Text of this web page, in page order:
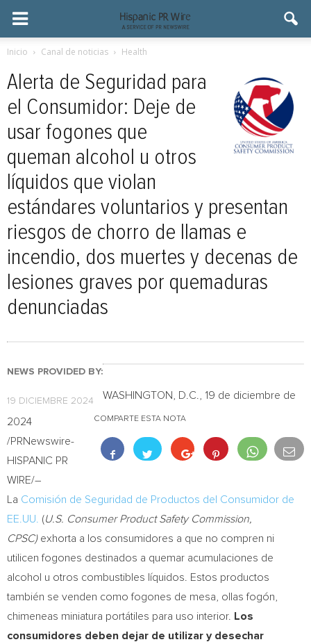
Inicio Canal de noticias Health
Alerta de Seguridad para
el Consumidor: Deje de
usar fogones que
queman alcohol u otros
líquidos que violan
estándares voluntarios y presentan
riesgos de chorro de llamas e
incendio, dos muertes y decenas de
lesiones graves por quemaduras
denunciadas
NEWS PROVIDED BY:
19 DICIEMBRE 2024
COMPARTE ESTA NOTA
WASHINGTON, D.C. 19 de diciembre de
2024
/PRNewswire-
HISPANIC PR
WIRE/–
La Comisión de Seguridad de Productos del Consumidor de
EE.UU.
(U.S. Consumer Product Safety Commission,
CPSC)exhorta a los consumidores a que no compren ni
utilicen fogones destinados a quemar acumulaciones de
alcohol u otros combustibles líquidos. Estos productos
también se venden como fogones de mesa, ollas fogón,
chimeneas miniatura portátiles para uso interior.
Los
consumidores deben dejar de utilizar y desechar